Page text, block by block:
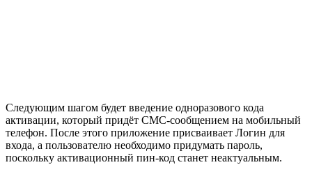
Следующим шагом будет введение одноразового кода
активации, который придёт СМС-сообщением на мобильный
телефон. После этого приложение присваивает Логин для
входа, а пользователю необходимо придумать пароль,
поскольку активационный пин-код станет неактуальным.